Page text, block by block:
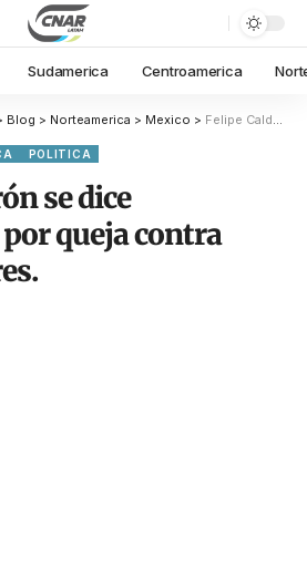
Sudamerica Centroamerica
Blog > Norteamerica > Mexico > Felipe Calderón se dice sorprendido por queja contra Chumel Torres.
POLITICA
se dice
queja contra